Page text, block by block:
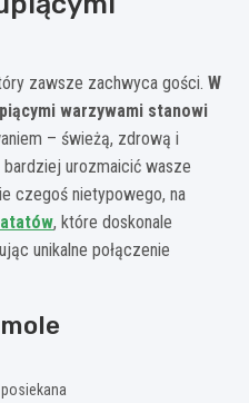
zawsze zachwyca gości. W
warzywami stanowi
– świeżą, zdrową i
urozmaicić wasze
czegoś nietypowego, na
, które doskonale
unikalne połączenie